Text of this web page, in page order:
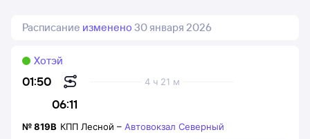
Расписание изменено 30 января 2026
01:50
06:11
4 ч 21 м
Хотэй
№819В КПП Лесной – Автовокзал Северный